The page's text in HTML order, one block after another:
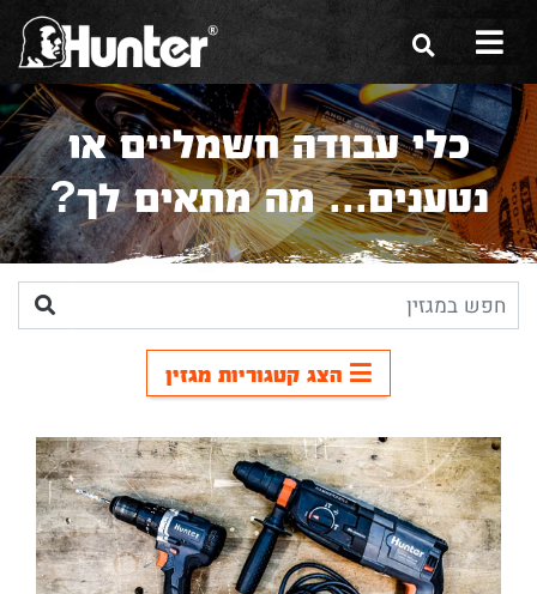
הסיפור שלנו
הכלים שלנו
תערוכות
משווקים
שירות ואחריות
צור קשר
כלי עבודה חשמליים או
נטענים... מה מתאים לך?
הצג קטגוריות מגזין